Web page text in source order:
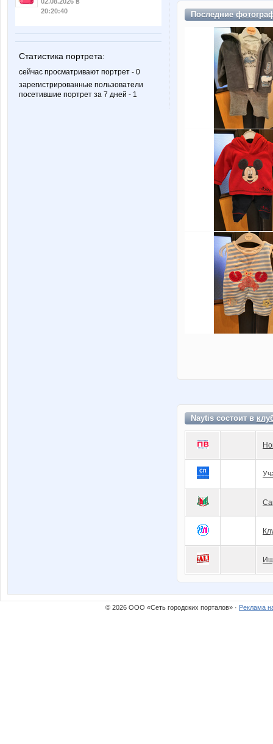
20:20:40
Статистика портрета:
сейчас просматривают портрет - 0
зарегистрированные пользователи
посетившие портрет за 7 дней - 1
Последние
Naytis состоит в
© 2026 ООО «Сеть городских порталов» · Реклама